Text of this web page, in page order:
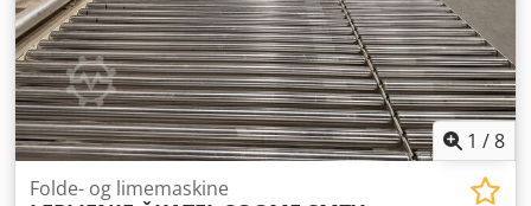
1 /8
Folde- og limemaskine